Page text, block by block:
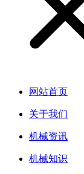
网站首页
关于我们
机械资讯
机械知识